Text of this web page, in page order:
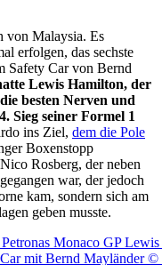
von Malaysia. Es
erfolgen, das sechste
Safety Car von Bernd
Lewis Hamilton, der
besten Nerven und
Sieg seiner Formel 1
ins Ziel, dem die Pole
Boxenstopp
Rosberg, der neben
war, der jedoch
kam, sondern sich am
geben musste.